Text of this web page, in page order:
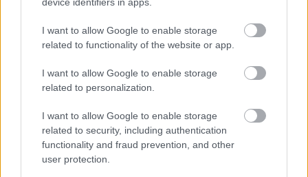
I want to allow Google to enable storage
related to functionality of the website or app.
I want to allow Google to enable storage
related to personalization.
I want to allow Google to enable storage
related to security, including authentication
functionality and fraud prevention, and other
user protection.
Támogatás
Támogasd adományoddal